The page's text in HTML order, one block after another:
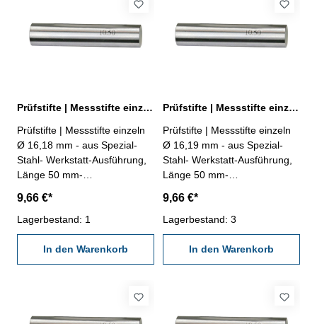
Prüfstifte | Messstifte einzeln Ø 16,18 mm ± 0,002 mm
Prüfstifte | Messstifte einzeln
Ø 16,18 mm - aus Spezial-
Stahl- Werkstatt-Ausführung,
Länge 50 mm-
Behältnis Abmessung: Ø
16,18 mm
9,66 €*
Lagerbestand: 1
In den Warenkorb
Prüfstifte | Messstifte einzeln Ø 16,19 mm ± 0,002 mm
Prüfstifte | Messstifte einzeln
Ø 16,19 mm - aus Spezial-
Stahl- Werkstatt-Ausführung,
Länge 50 mm-
Behältnis Abmessung: Ø
16,19 mm
9,66 €*
Lagerbestand: 3
In den Warenkorb